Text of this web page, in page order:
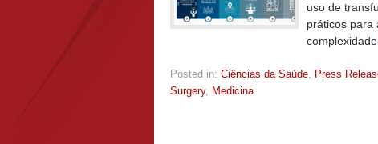
uso de
práticos para
complexidade.
Posted in: Ciências da Saúde, Press
Surgery, Medicina